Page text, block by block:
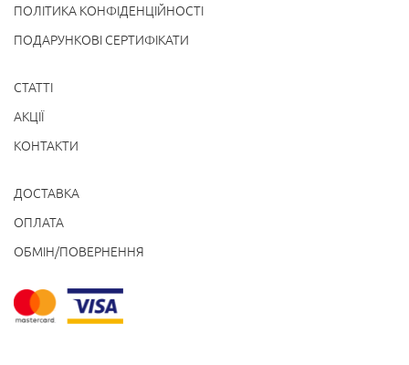
ПОЛІТИКА КОНФІДЕНЦІЙНОСТІ
ПОДАРУНКОВІ СЕРТИФІКАТИ
СТАТТІ
АКЦІЇ
КОНТАКТИ
ДОСТАВКА
ОПЛАТА
ОБМІН/ПОВЕРНЕННЯ